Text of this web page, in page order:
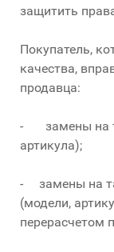
защитить
Покупатель,
качества,
продавца:
- замены на
артикула);
- замены на
(модели,
перерасчетом